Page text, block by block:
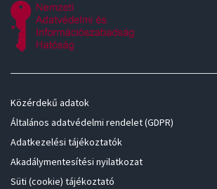
Közérdekű adatok
Általános adatvédelmi rendelet (GDPR)
Adatkezelési tájékoztatók
Akadálymentesítési nyilatkozat
Süti (cookie) tájékoztató